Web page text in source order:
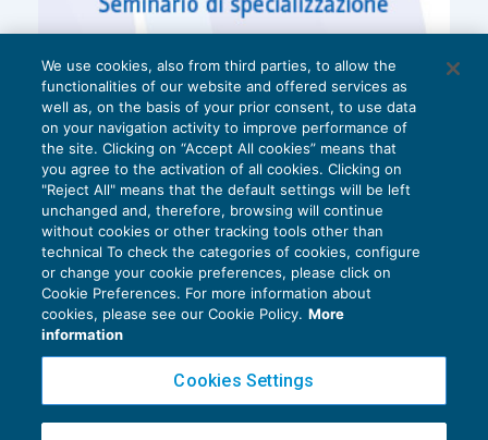
Privacy Policy
Cookie Policy
Copyright 2016 ©Gruppo Euroconference S.p.A.v2.32.4
We use cookies, also from third parties, to allow the
functionalities of our website and offered services as
well as, on the basis of your prior consent, to use data
on your navigation activity to improve performance of
the site. Clicking on “Accept All cookies” means that
you agree to the activation of all cookies. Clicking on
"Reject All" means that the default settings will be left
unchanged and, therefore, browsing will continue
without cookies or other tracking tools other than
technical To check the categories of cookies, configure
or change your cookie preferences, please click on
Cookie Preferences. For more information about
cookies, please see our Cookie Policy. More
information
Cookies Settings